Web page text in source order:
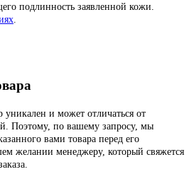
подлинность заявленной кожи.
уникален и может отличаться от
Поэтому, по вашему запросу, мы
вами товара перед его
желании менеджеру, который свяжется